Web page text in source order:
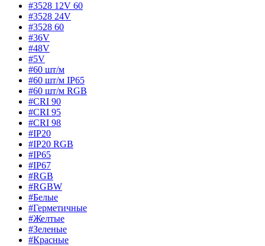
#3528 12V 60
#3528 24V
#3528 60
#36V
#48V
#5V
#60 шт/м
#60 шт/м IP65
#60 шт/м RGB
#CRI 90
#CRI 95
#CRI 98
#IP20
#IP20 RGB
#IP65
#IP67
#RGB
#RGBW
#Белые
#Герметичные
#Желтые
#Зеленые
#Красные